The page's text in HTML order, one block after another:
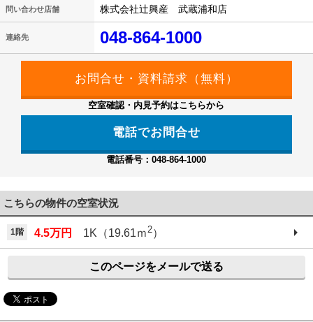
問い合わせ店舗 株式会社辻興産 武蔵浦和店
連絡先 048-864-1000
空室確認・内見予約はこちらから
電話でお問合せ
電話番号：048-864-1000
こちらの物件の空室状況
1階 4.5万円 1K（19.61ｍ2）
このページをメールで送る